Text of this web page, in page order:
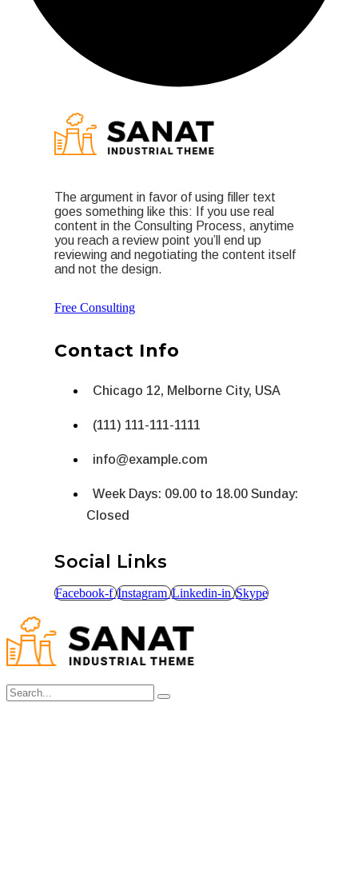
The argument in favor of using filler text
goes something like this: If you use real
content in the Consulting Process, anytime
you reach a review point you’ll end up
reviewing and negotiating the content itself
and not the design.
Free Consulting
Contact Info
Chicago 12, Melborne City, USA
(111) 111-111-1111
info@example.com
Week Days: 09.00 to 18.00 Sunday:
Closed
Social Links
Facebook-f Instagram Linkedin-in Skype